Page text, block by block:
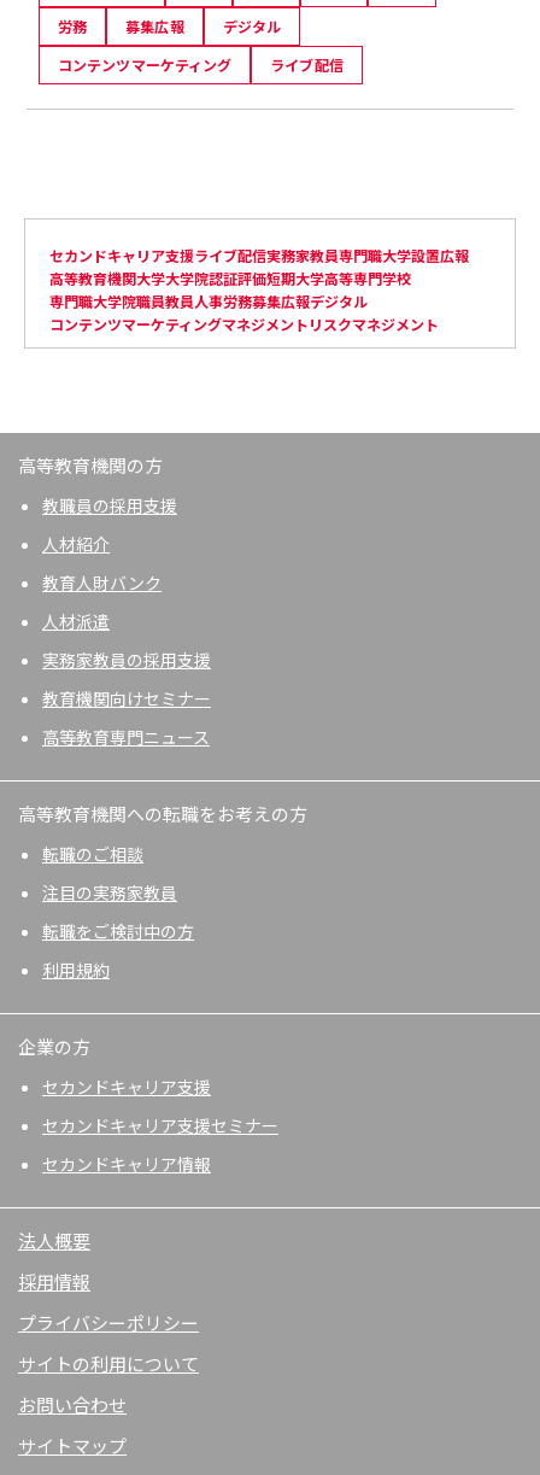
労務
募集広報
デジタル
コンテンツマーケティング
ライブ配信
セカンドキャリア支援ライブ配信実務家教員専門職大学設置広報
高等教育機関大学大学院認証評価短期大学高等専門学校
専門職大学院職員教員人事労務募集広報デジタル
コンテンツマーケティングマネジメントリスクマネジメント
高等教育機関の方
教職員の採用支援
人材紹介
教育人財バンク
人材派遣
実務家教員の採用支援
教育機関向けセミナー
高等教育専門ニュース
高等教育機関への転職をお考えの方
転職のご相談
注目の実務家教員
転職をご検討中の方
利用規約
企業の方
セカンドキャリア支援
セカンドキャリア支援セミナー
セカンドキャリア情報
法人概要
採用情報
プライバシーポリシー
サイトの利用について
お問い合わせ
サイトマップ